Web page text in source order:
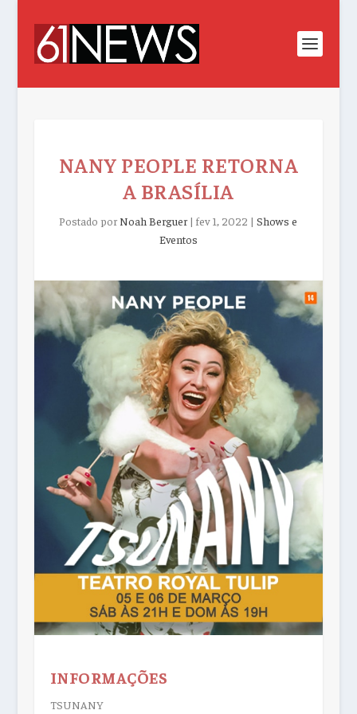
NANY PEOPLE RETORNA
A BRASÍLIA
Postado por Noah Berguer|fev 1, 2022 |Shows e
Eventos
INFORMAÇÕES
TSUNANY